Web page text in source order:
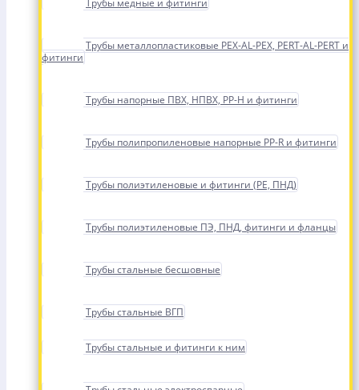
Трубы медные и фитинги
Трубы металлопластиковые PEX-AL-PEX, PERT-AL-PERT и
фитинги
Трубы напорные ПВХ, НПВХ, PP-H и фитинги
Трубы полипропиленовые напорные PP-R и фитинги
Трубы полиэтиленовые и фитинги (PE, ПНД)
Трубы полиэтиленовые ПЭ, ПНД, фитинги и фланцы
Трубы стальные бесшовные
Трубы стальные ВГП
Трубы стальные и фитинги к ним